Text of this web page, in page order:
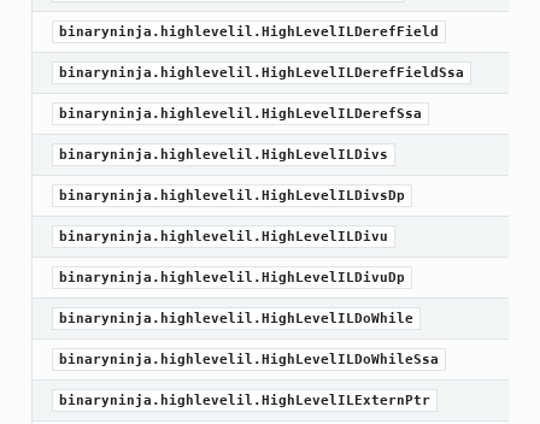
binaryninja.highlevelil.HighLevelILDerefField
binaryninja.highlevelil.HighLevelILDerefFieldSsa
binaryninja.highlevelil.HighLevelILDerefSsa
binaryninja.highlevelil.HighLevelILDivs
binaryninja.highlevelil.HighLevelILDivsDp
binaryninja.highlevelil.HighLevelILDivu
binaryninja.highlevelil.HighLevelILDivuDp
binaryninja.highlevelil.HighLevelILDoWhile
binaryninja.highlevelil.HighLevelILDoWhileSsa
binaryninja.highlevelil.HighLevelILExternPtr